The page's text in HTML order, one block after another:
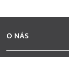
Z
O NÁS